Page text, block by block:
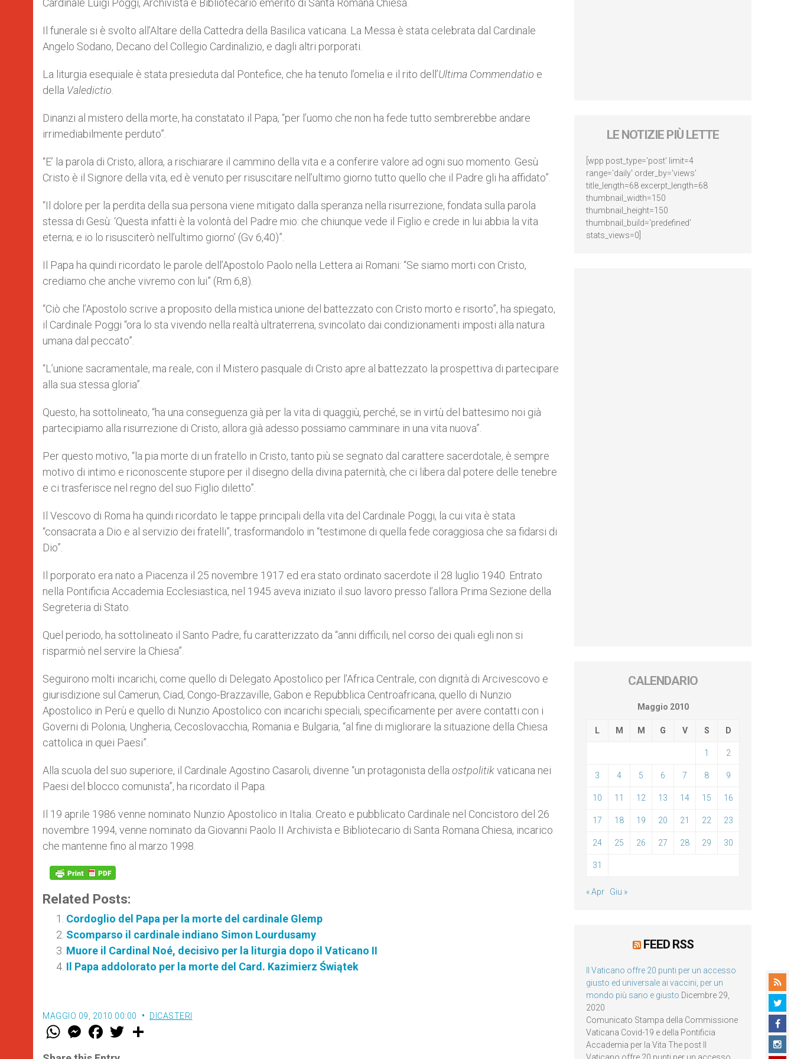
Cardinale Luigi Poggi, Archivista e Bibliotecario emerito di Santa Romana Chiesa.
Il funerale si è svolto all’Altare della Cattedra della Basilica vaticana. La Messa è stata celebrata dal Cardinale
Angelo Sodano, Decano del Collegio Cardinalizio, e dagli altri porporati.
La liturgia esequiale è stata presieduta dal Pontefice, che ha tenuto l’omelia e il rito dell’Ultima Commendatio e
della Valedictio
Dinanzi al mistero della morte, ha constatato il Papa, “per l’uomo che non ha fede tutto sembrerebbe andare
irrimediabilmente perduto”.
“E’ la parola di Cristo, allora, a rischiarare il cammino della vita e a conferire valore ad ogni suo momento. Gesù
Cristo è il Signore della vita, ed è venuto per risuscitare nell’ultimo giorno tutto quello che il Padre gli ha affidato”.
“Il dolore per la perdita della sua persona viene mitigato dalla speranza nella risurrezione, fondata sulla parola
stessa di Gesù: ‘Questa infatti è la volontà del Padre mio: che chiunque vede il Figlio e crede in lui abbia la vita
eterna; e io lo risusciterò nell’ultimo giorno’ (Gv 6,40)”.
Il Papa ha quindi ricordato le parole dell’Apostolo Paolo nella Lettera ai Romani: “Se siamo morti con Cristo,
crediamo che anche vivremo con lui” (Rm 6,8).
“Ciò che l’Apostolo scrive a proposito della mistica unione del battezzato con Cristo morto e risorto”, ha spiegato,
il Cardinale Poggi “ora lo sta vivendo nella realtà ultraterrena, svincolato dai condizionamenti imposti alla natura
umana dal peccato”.
“L’unione sacramentale, ma reale, con il Mistero pasquale di Cristo apre al battezzato la prospettiva di partecipare
alla sua stessa gloria”.
Questo, ha sottolineato, “ha una conseguenza già per la vita di quaggiù, perché, se in virtù del battesimo noi già
partecipiamo alla risurrezione di Cristo, allora già adesso possiamo camminare in una vita nuova”.
Per questo motivo, “la pia morte di un fratello in Cristo, tanto più se segnato dal carattere sacerdotale, è sempre
motivo di intimo e riconoscente stupore per il disegno della divina paternità, che ci libera dal potere delle tenebre
e ci trasferisce nel regno del suo Figlio diletto”.
Il Vescovo di Roma ha quindi ricordato le tappe principali della vita del Cardinale Poggi, la cui vita è stata
“consacrata a Dio e al servizio dei fratelli”, trasformandolo in “testimone di quella fede coraggiosa che sa fidarsi di
Dio”.
Il porporato era nato a Piacenza il 25 novembre 1917 ed era stato ordinato sacerdote il 28 luglio 1940. Entrato
nella Pontificia Accademia Ecclesiastica, nel 1945 aveva iniziato il suo lavoro presso l’allora Prima Sezione della
Segreteria di Stato.
Quel periodo, ha sottolineato il Santo Padre, fu caratterizzato da “anni difficili, nel corso dei quali egli non si
risparmiò nel servire la Chiesa”.
Seguirono molti incarichi, come quello di Delegato Apostolico per l’Africa Centrale, con dignità di Arcivescovo e
giurisdizione sul Camerun, Ciad, Congo-Brazzaville, Gabon e Repubblica Centroafricana, quello di Nunzio
Apostolico in Perù e quello di Nunzio Apostolico con incarichi speciali, specificamente per avere contatti con i
Governi di Polonia, Ungheria, Cecoslovacchia, Romania e Bulgaria, “al fine di migliorare la situazione della Chiesa
cattolica in quei Paesi”.
Alla scuola del suo superiore, il Cardinale Agostino Casaroli, divenne “un protagonista della ostpolitikvaticana nei
Paesi del blocco comunista”, ha ricordato il Papa.
Il 19 aprile 1986 venne nominato Nunzio Apostolico in Italia. Creato e pubblicato Cardinale nel Concistoro del 26
novembre 1994, venne nominato da Giovanni Paolo II Archivista e Bibliotecario di Santa Romana Chiesa, incarico
che mantenne fino al marzo 1998.
Related Posts:
Cordoglio del Papa per la morte del cardinale Glemp
Scomparso il cardinale indiano Simon Lourdusamy
Muore il Cardinal Noé, decisivo per la liturgia dopo il Vaticano II
Il Papa addolorato per la morte del Card. Kazimierz Świątek
MAGGIO 09, 2010 00:00 DICASTERI
W
t
M
e
s
F
a
e
w
LE NOTIZIE PIÙ LETTE
[wpp post_type='post' limit=4
range='daily' order_by='views'
title_length=68 excerpt_length=68
thumbnail_width=150
thumbnail_height=150
thumbnail_build='predefined'
stats_views=0]
CALENDARIO
Maggio 2010
L M M G V S D
1 2
3 4 5 6 7 8 9
10 11 12 13 14 15 16
17 18 19 20 21 22 23
24 25 26 27 28 29 30
31
« Apr Giu »
FEED RSS
Il Vaticano offre 20 punti per un accesso
giusto ed universale ai vaccini, per un
mondo più sano e giusto Dicembre 29,
2020
Comunicato Stampa della Commissione
Vaticana Covid-19 e della Pontificia
Accademia per la Vita The post Il